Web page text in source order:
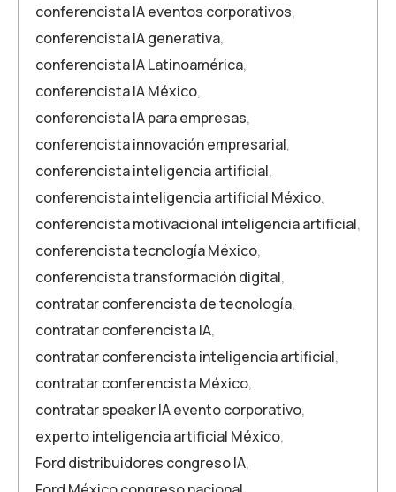
conferencista IA eventos corporativos,
conferencista IA generativa,
conferencista IA Latinoamérica,
conferencista IA México,
conferencista IA para empresas,
conferencista innovación empresarial,
conferencista inteligencia artificial,
conferencista inteligencia artificial México,
conferencista motivacional inteligencia artificial,
conferencista tecnología México,
conferencista transformación digital,
contratar conferencista de tecnología,
contratar conferencista IA,
contratar conferencista inteligencia artificial,
contratar conferencista México,
contratar speaker IA evento corporativo,
experto inteligencia artificial México,
Ford distribuidores congreso IA,